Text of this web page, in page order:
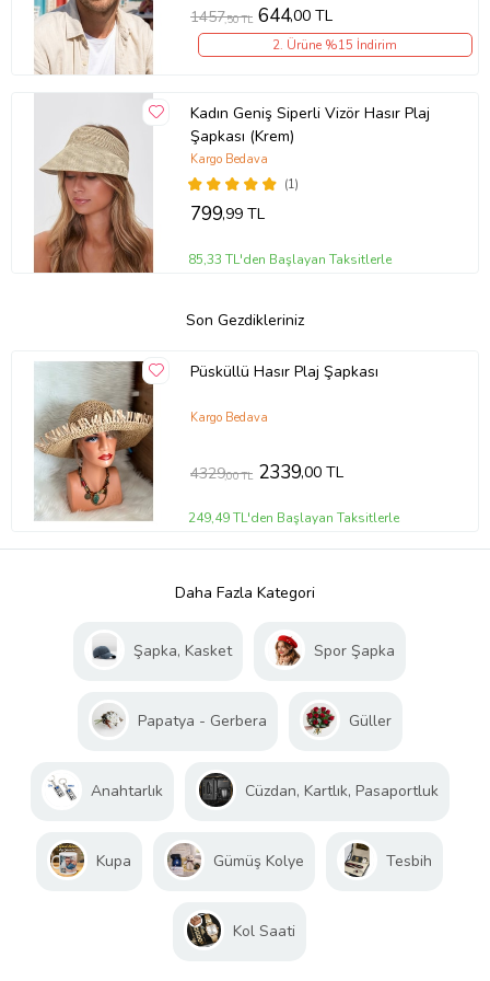
1457,50 TL 644,00 TL
2. Ürüne %15 İndirim
Kadın Geniş Siperli Vizör Hasır Plaj
Şapkası (Krem)
(1)
Kargo Bedava
799,99 TL
85,33 TL'den Başlayan Taksitlerle
Son Gezdikleriniz
Püsküllü Hasır Plaj Şapkası
Kargo Bedava
4329,00 TL 2339,00 TL
249,49 TL'den Başlayan Taksitlerle
Daha Fazla Kategori
Şapka, Kasket Spor Şapka
Papatya - Gerbera Güller
Anahtarlık Cüzdan, Kartlık, Pasaportluk
Kupa Gümüş Kolye Tesbih
Kol Saati